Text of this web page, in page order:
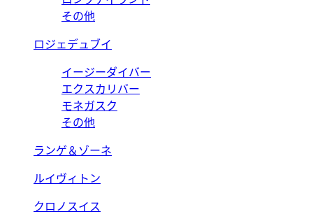
その他
ロジェデュブイ
イージーダイバー
エクスカリバー
モネガスク
その他
ランゲ＆ゾーネ
ルイヴィトン
クロノスイス